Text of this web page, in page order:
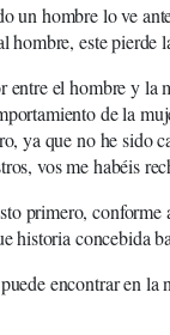
un hombre lo ve
hombre, este
entre el hombre y
de la
ya que no he sido
vos me habéis
primero,
historia concebida
encontrar en